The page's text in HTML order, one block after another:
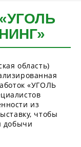
область)
«УГОЛЬ
из
чтобы
добычи